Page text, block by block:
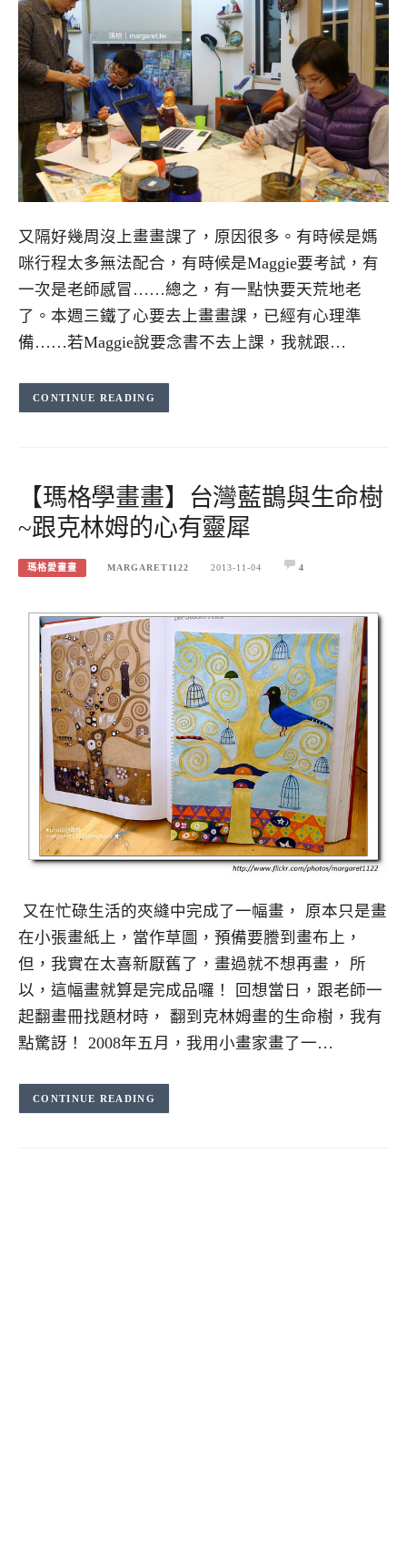
又隔好幾周沒上畫畫課了，原因很多。有時候是媽
咪行程太多無法配合，有時候是Maggie要考試，有
一次是老師感冒……總之，有一點快要天荒地老
了。本週三鐵了心要去上畫畫課，已經有心理準
備……若Maggie說要念書不去上課，我就跟…
CONTINUE READING
【瑪格學畫畫】台灣藍鵲與生命樹
~跟克林姆的心有靈犀
瑪格愛畫畫 MARGARET1122 2013-11-04 4
又在忙碌生活的夾縫中完成了一幅畫， 原本只是畫
在小張畫紙上，當作草圖，預備要謄到畫布上，
但，我實在太喜新厭舊了，畫過就不想再畫， 所
以，這幅畫就算是完成品囉！ 回想當日，跟老師一
起翻畫冊找題材時， 翻到克林姆畫的生命樹，我有
點驚訝！ 2008年五月，我用小畫家畫了一…
CONTINUE READING